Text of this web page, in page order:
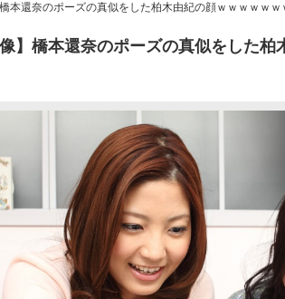
橋本還奈のポーズの真似をした柏木由紀の顔ｗｗｗｗｗ
像】橋本還奈のポーズの真似をした